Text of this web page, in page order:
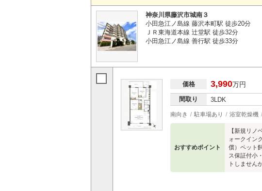
神奈川県藤沢市城南３
小田急江ノ島線 藤沢本町駅 徒歩20分
ＪＲ東海道本線 辻堂駅 徒歩32分
小田急江ノ島線 善行駅 徒歩33分
価格 3,990万円
間取り 3LDK
南向き 駐車場あり 浴室乾燥機
おすすめポイント
【新規リ
ォークイン
償）ペット
ス保証付小
トしません